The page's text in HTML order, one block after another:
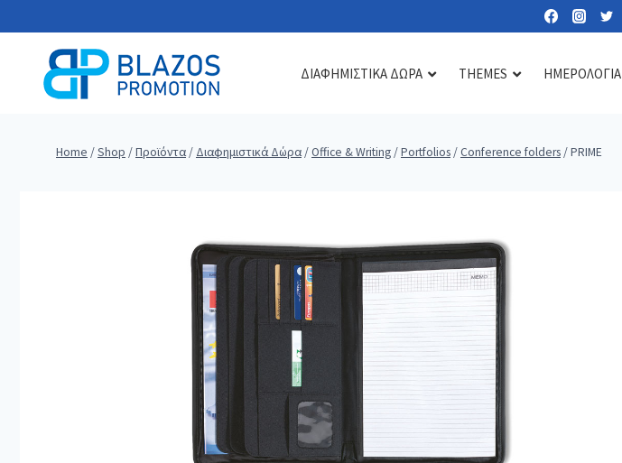
content
ΔΙΑΦΗΜΙΣΤΙΚΑ ΔΩΡΑ THEMES ΗΜΕΡΟΛΟΓΙΑ
Home /Shop /Προϊόντα / Διαφημιστικά Δώρα /Office & Writing /Portfolios /Conference folders /PRIME